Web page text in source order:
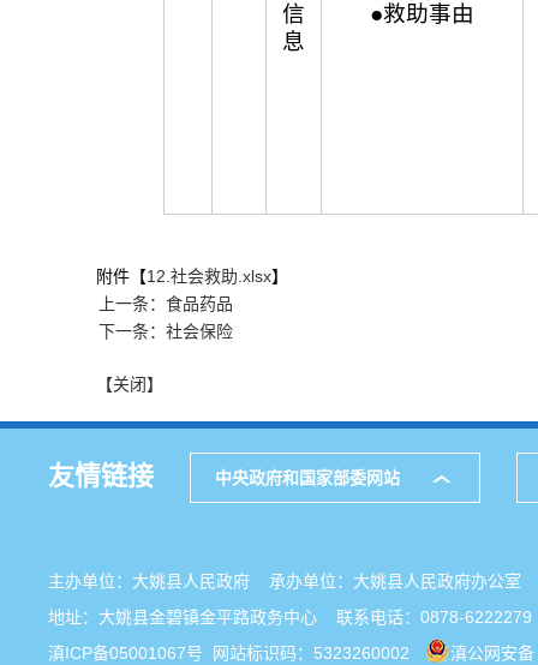
信
息
●救助事由
附件【12.社会救助.xlsx】
上一条：食品药品
下一条：社会保险
【关闭】
友情链接 中央政府和国家部委网站
主办单位：大姚县人民政府 承办单位：大姚县人民政府办公
地址：大姚县金碧镇金平路政务中心 联系电话：0878-6222279
滇ICP备05001067号 网站标识码：5323260002 滇公网安